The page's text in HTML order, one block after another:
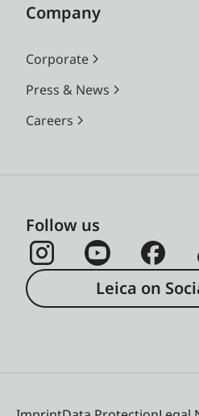
Company
Corporate
Press & News
Careers
Follow us
Leica on